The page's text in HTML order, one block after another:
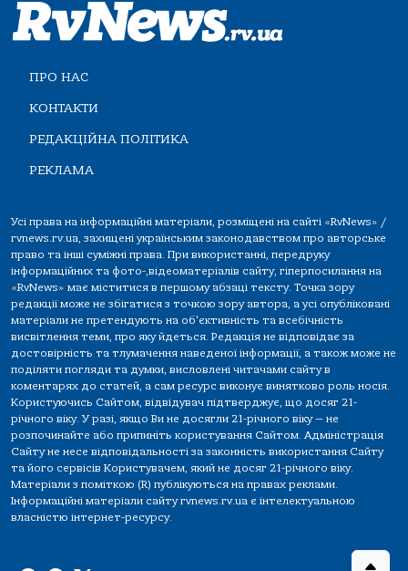
ПРО НАС
КОНТАКТИ
РЕДАКЦІЙНА ПОЛІТИКА
РЕКЛАМА
Усі права на інформаційні матеріали, розміщені на сайті «RvNews» /
rvnews.rv.ua, захищені українським законодавством про авторське
право та інші суміжні права. При використанні, передруку
інформаційних та фото-,відеоматеріалів сайту, гіперпосилання на
«RvNews» має міститися в першому абзаці тексту. Точка зору
редакції може не збігатися з точкою зору автора, а усі опубліковані
матеріали не претендують на об'єктивність та всебічність
висвітлення теми, про яку йдеться. Редакція не відповідає за
достовірність та тлумачення наведеної інформації, а також може не
поділяти погляди та думки, висловлені читачами сайту в
коментарях до статей, а сам ресурс виконує винятково роль носія.
Користуючись Сайтом, відвідувач підтверджує, що досяг 21-
річного віку. У разі, якщо Ви не досягли 21-річного віку — не
розпочинайте або припиніть користування Сайтом. Адміністрація
Сайту не несе відповідальності за законність використання Сайту
та його сервісів Користувачем, який не досяг 21-річного віку.
Матеріали з поміткою (R) публікуються на правах реклами.
Інформаційні матеріали сайту rvnews.rv.ua є інтелектуальною
власністю інтернет-ресурсу.